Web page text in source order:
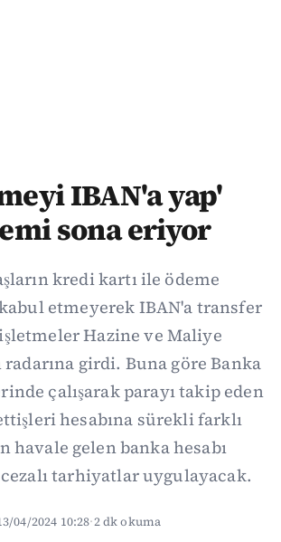
IBAN'a yap'
sona eriyor
kredi kartı ile ödeme
etmeyerek IBAN'a transfer
Hazine ve Maliye
radarına girdi. Buna göre Banka
çalışarak parayı takip eden
hesabına sürekli farklı
havale gelen banka hesabı
tarhiyatlar uygulayacak.
04/2024 10:28·2 dk okuma